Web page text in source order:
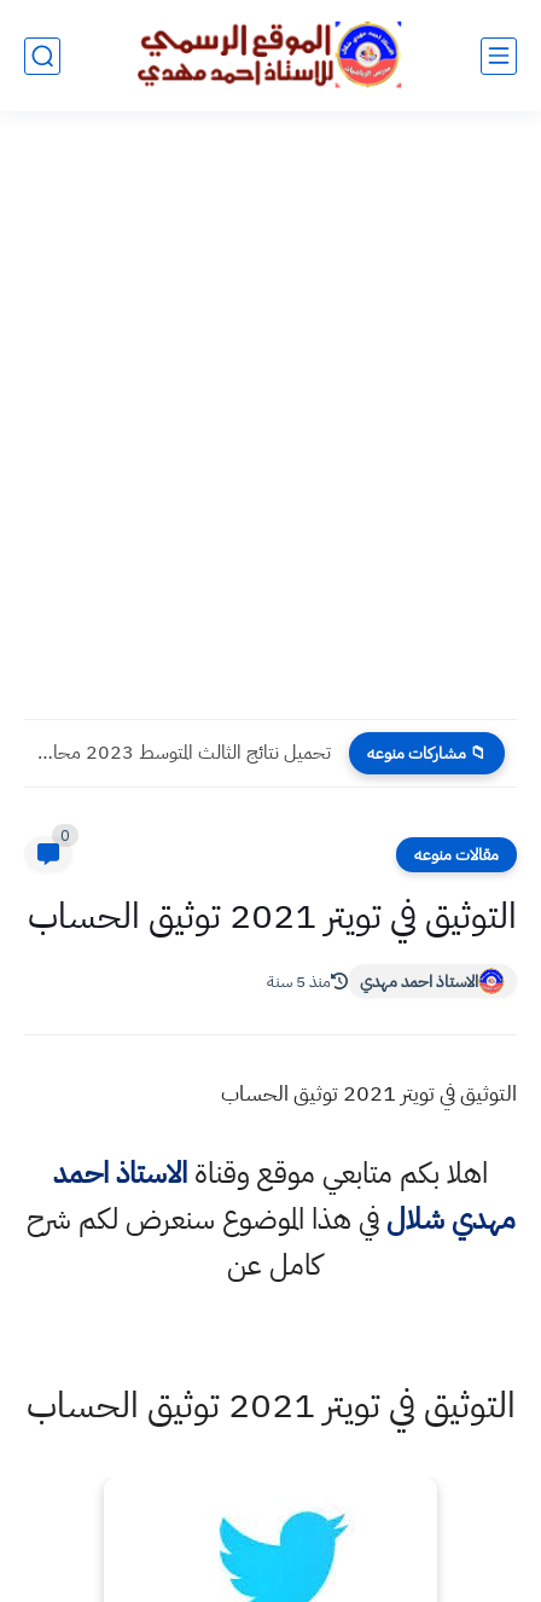
📁 مشاركات منوعه تحميل نتائج الثالث المتوسط 2023 محافظة البصرة الدور الاول
مقالات منوعه
0
التوثيق في تويتر 2021 توثيق الحساب
الاستاذ احمد مهدي منذ 5 سنة
التوثيق في تويتر 2021 توثيق الحساب
اهلا بكم متابعي موقع وقناةالاستاذ احمد
مهدي شلالفي هذا الموضوع سنعرض لكم شرح
كامل عن
التوثيق في تويتر 2021 توثيق الحساب